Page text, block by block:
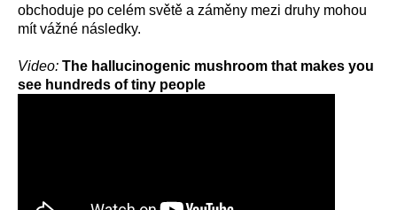
obchoduje po celém světě a záměny mezi druhy mohou
mít vážné následky.
Video: The hallucinogenic mushroom that makes you
see hundreds of tiny people